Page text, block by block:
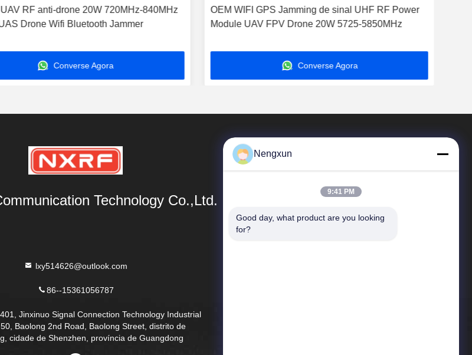
RF anti-drone 20W 720MHz-840MHz
Drone Wifi Bluetooth Jammer
Converse Agora
OEM WIFI GPS Jamming de sinal UHF RF Power
Module UAV FPV Drone 20W 5725-5850MHz
Converse Agora
Technology Co.,Ltd.
lxy514626@outlook.com
86--15361056787
Jinxinuo Signal Connection Technology Industrial
Baolong 2nd Road, Baolong Street, distrito de
cidade de Shenzhen, província de Guangdong
Nengxun
9:41 PM
Good day, what product are you looking
for?